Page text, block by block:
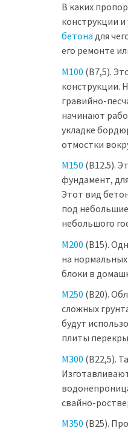
В каких
конструкции
бетона для
его ремонте
М100 (В7,5).
конструкции.
гравийно-
начинают
укладке
отмостки
М150 (В12.5).
фундамент,
Этот вид
под
небольшого
М200 (В15).
на
блоки в
М250 (В20).
сложных
будут
плиты
М300 (В22,5).
свайно-
М350 (В25).